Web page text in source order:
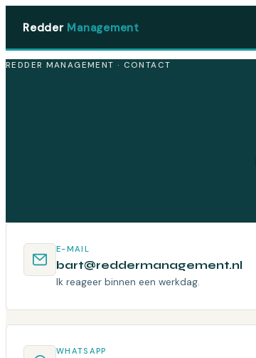
naar
de
Redder Management
REDDER MANAGEMENT · CONTACT
E-MAIL
bart@reddermanagement.nl
Ik reageer binnen een werkdag.
WHATSAPP